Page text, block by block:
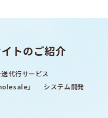
トのご紹介
代行サービス
」
システム開発